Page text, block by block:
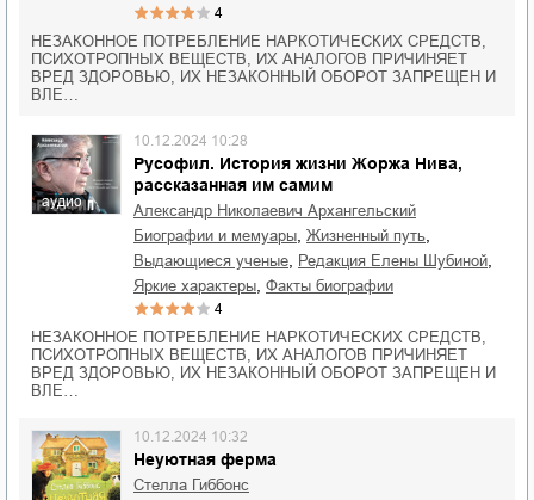
4
НЕЗАКОННОЕ ПОТРЕБЛЕНИЕ НАРКОТИЧЕСКИХ СРЕДСТВ,
ПСИХОТРОПНЫХ ВЕЩЕСТВ, ИХ АНАЛОГОВ ПРИЧИНЯЕТ
ВРЕД ЗДОРОВЬЮ, ИХ НЕЗАКОННЫЙ ОБОРОТ ЗАПРЕЩЕН И
ВЛЕ…
аудио
Русофил. История жизни Жоржа Нива,
рассказанная им самим
10.12.2024 10:28
Александр Николаевич Архангельский
биографии и мемуары
жизненный путь
выдающиеся ученые редакция Елены Шубиной
яркие характеры факты биографии
4
НЕЗАКОННОЕ ПОТРЕБЛЕНИЕ НАРКОТИЧЕСКИХ СРЕДСТВ,
ПСИХОТРОПНЫХ ВЕЩЕСТВ, ИХ АНАЛОГОВ ПРИЧИНЯЕТ
ВРЕД ЗДОРОВЬЮ, ИХ НЕЗАКОННЫЙ ОБОРОТ ЗАПРЕЩЕН И
ВЛЕ…
Неуютная ферма
10.12.2024 10:32
Стелла Гиббонс